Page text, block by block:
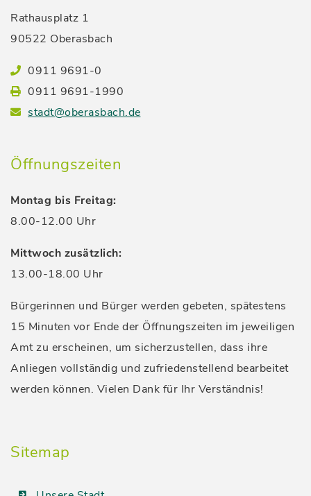
Rathausplatz 1
90522 Oberasbach
0911 9691-0
0911 9691-1990
stadt@oberasbach.de
Öffnungszeiten
Montag bis Freitag:
8.00-12.00 Uhr
Mittwoch zusätzlich:
13.00-18.00 Uhr
Bürgerinnen und Bürger werden gebeten, spätestens
15 Minuten vor Ende der Öffnungszeiten im jeweiligen
Amt zu erscheinen, um sicherzustellen, dass ihre
Anliegen vollständig und zufriedenstellend bearbeitet
werden können. Vielen Dank für Ihr Verständnis!
Sitemap